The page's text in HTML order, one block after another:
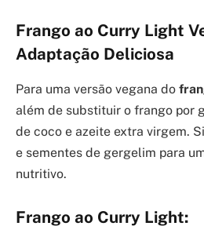
Frango ao Curry Light
Adaptação Deliciosa
Para uma versão vegana do
além de substituir o frango por
de coco e azeite extra virgem.
e sementes de gergelim para
nutritivo.
Frango ao Curry Light: